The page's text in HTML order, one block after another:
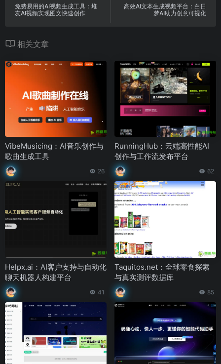
免费易用的AI视频生成工具：堆
友AI视频实现图文快速创作
高效AI文本生成视频平台：白日
梦AI助力创意可视化
相关文章
VibeMusicing：AI音乐创作与
歌曲生成工具
26
RunningHub：云端高性能AI
创作与工作流发布平台
62
Helpx.ai：AI客户支持与自动化
聊天机器人构建平台
41
Taquitos.net：全球零食探索
与真实测评数据库
85